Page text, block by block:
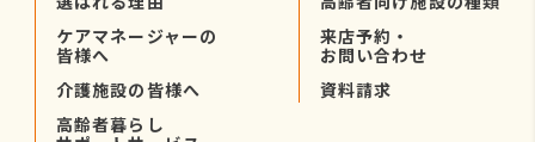
ケアマネージャーの
皆様へ
介護施設の皆様へ
高齢者暮らし
来店予約・
お問い合わせ
資料請求